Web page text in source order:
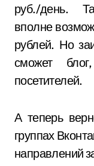
руб./день.
вполне
рублей. Но
сможет
посетителей.
А теперь
группах
направлений